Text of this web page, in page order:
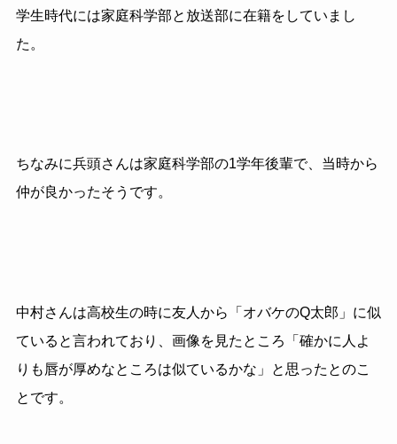
学生時代には家庭科学部と放送部に在籍をしていまし
た。
ちなみに兵頭さんは家庭科学部の1学年後輩で、当時から
仲が良かったそうです。
中村さんは高校生の時に友人から「オバケのQ太郎」に似
ていると言われており、画像を見たところ「確かに人よ
りも唇が厚めなところは似ているかな」と思ったとのこ
とです。